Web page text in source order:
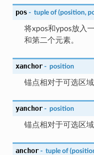
pos - tuple of (position,
将xpos和ypos放入
和第二个元素。
xanchor - position
锚点相对于可选区域
yanchor - position
锚点相对于可选区域
anchor - tuple of